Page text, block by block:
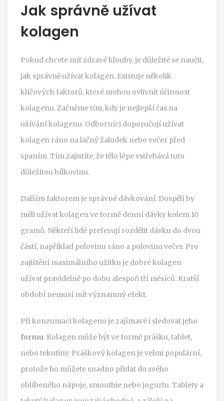
Jak správně užívat
kolagen
Pokud chcete mít zdravé klouby, je důležité se naučit,
jak správně užívat kolagen. Existuje několik
klíčových faktorů, které mohou ovlivnit účinnost
kolagenu. Začněme tím, kdy je nejlepší čas na
užívání kolagenu. Odborníci doporučují užívat
kolagen ráno na lačný žaludek nebo večer před
spaním. Tím zajistíte, že tělo lépe vstřebává tuto
důležitou bílkovinu.
Dalším faktorem je správné dávkování. Dospělí by
měli užívat kolagen ve formě denní dávky kolem 10
gramů. Někteří lidé preferují rozdělit dávku do dvou
částí, například polovinu ráno a polovinu večer. Pro
zajištění maximálního užitku je dobré kolagen
užívat pravidelně po dobu alespoň tří měsíců. Kratší
období nemusí mít významný efekt.
Při konzumaci kolagenu je zajímavé i sledovat jeho
formu. Kolagen může být ve formě prášku, tablet,
nebo tekutiny. Práškový kolagen je velmi populární,
protože ho můžete snadno přidat do svého
oblíbeného nápoje, smoothie nebo jogurtu. Tablety a